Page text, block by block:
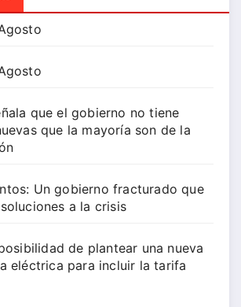
que el gobierno no tiene
que la mayoría son de la
Un gobierno fracturado que
a la crisis
de plantear una nueva
eléctrica para incluir la tarifa